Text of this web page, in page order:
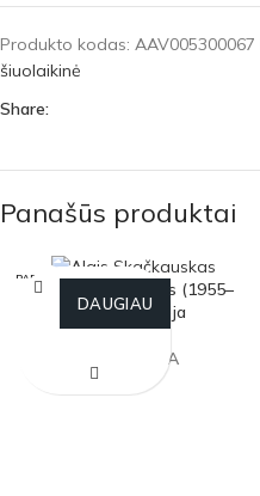
Produkto kodas: AAV005300067
šiuolaikinė
Share:
Panašūs produktai
PARDU
OTAAlgis Skačkauskas (1955–
2009) Pjovėja
PARDUOTA
DAUGIAU